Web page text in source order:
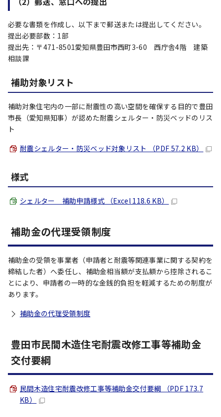
必要な書類を作成し、以下まで郵送または提出してください。
提出必要部数：1部
提出先：〒471-8501愛知県豊田市西町3-60 西庁舎4階 建築
相談課
補助対象リスト
補助対象住宅内の一部に耐震性の高い空間を確保する目的で豊田
市長（愛知県知事）が認めた耐震シェルター・防災ベッドのリス
ト
耐震シェルター・防災ベッド対象リスト （PDF 57.2 KB）
様式
シェルター 補助申請様式 （Excel 118.6 KB）
補助金の代理受領制度
補助金の受領を事業者（申請者と耐震等関連事業に関する契約を
締結した者）へ委任し、補助金相当額が支払額から控除されるこ
とにより、申請者の一時的な金銭的負担を軽減するための制度が
あります。
補助金の代理受領制度
豊田市民間木造住宅耐震改修工事等補助金
交付要綱
民間木造住宅耐震改修工事等補助金交付要綱 （PDF 173.7
KB）